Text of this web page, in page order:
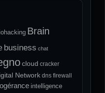
Brain
business chat
cloud cracker
Network dns firewall
intelligence